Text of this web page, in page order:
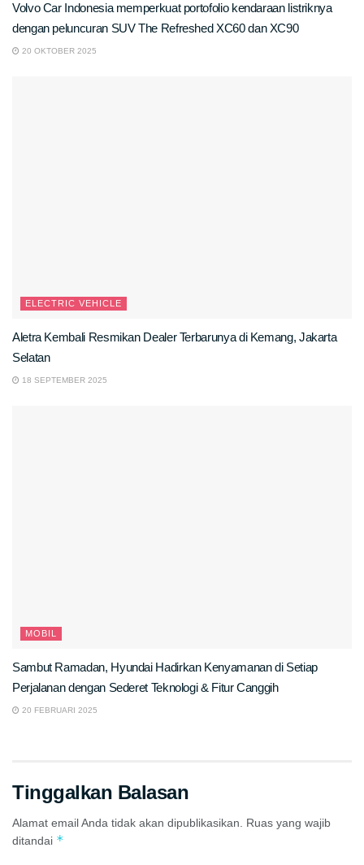
Volvo Car Indonesia memperkuat portofolio kendaraan listriknya
dengan peluncuran SUV The Refreshed XC60 dan XC90
20 OKTOBER 2025
ELECTRIC VEHICLE
Aletra Kembali Resmikan Dealer Terbarunya di Kemang, Jakarta
Selatan
18 SEPTEMBER 2025
MOBIL
Sambut Ramadan, Hyundai Hadirkan Kenyamanan di Setiap
Perjalanan dengan Sederet Teknologi & Fitur Canggih
20 FEBRUARI 2025
Tinggalkan Balasan
Alamat email Anda tidak akan dipublikasikan. Ruas yang wajib
ditandai *